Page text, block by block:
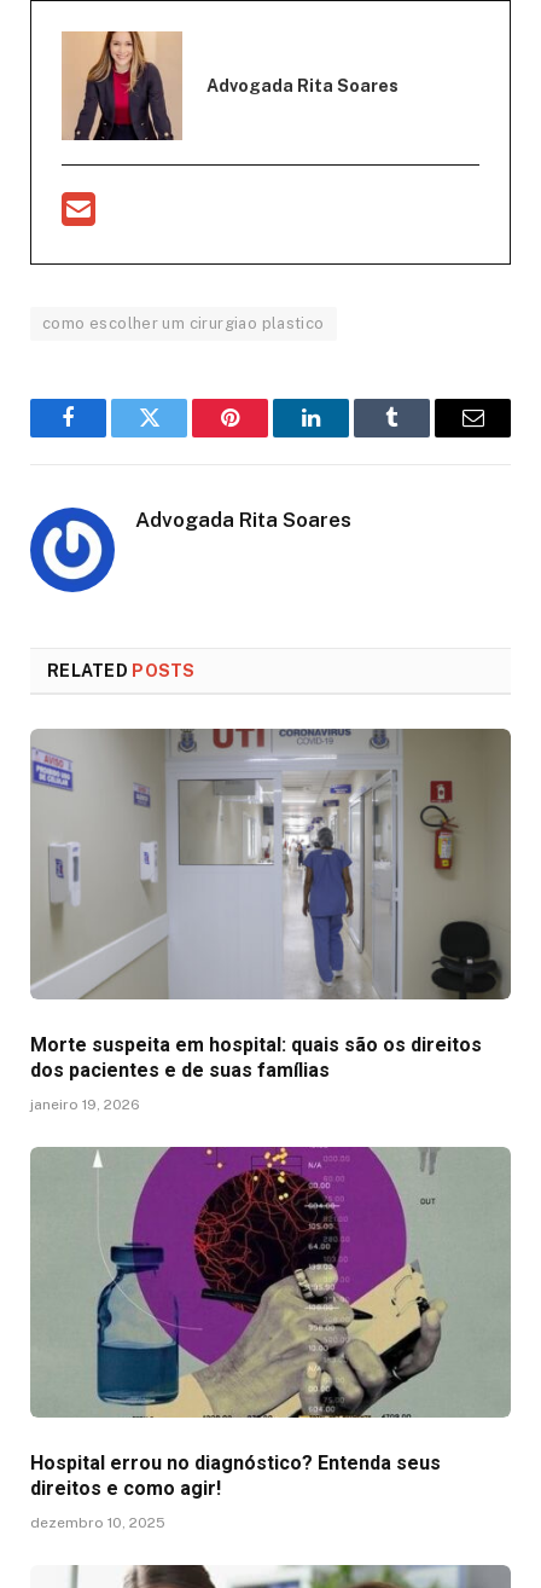
Advogada Rita Soares
como escolher um cirurgiao plastico
FacebookTwitter Pinterest LinkedInTumblr Email
Advogada Rita Soares
RELATED POSTS
Morte suspeita em hospital: quais são os direitos
dos pacientes e de suas famílias
janeiro 19, 2026
Hospital errou no diagnóstico? Entenda seus
direitos e como agir!
dezembro 10, 2025